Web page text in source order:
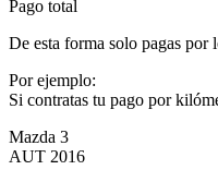
Pago total
De esta forma solo pagas por
Por ejemplo:
Si contratas tu pago por
Mazda 3
AUT 2016